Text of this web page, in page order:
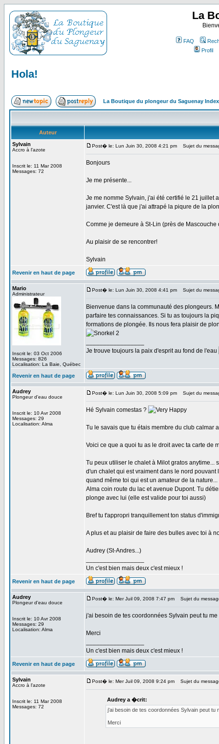
La
FAQ
Profil
Hola!
La Boutique du plongeur du Saguenay
Auteur
Sylvain
Accro à l'azote
Inscrit le: 11 Mar 2008
Messages: 72
Post� le: Lun Juin 30, 2008 4:21 pm Sujet du
Bonjours
Je me présente...
Je me nomme Sylvain, j'ai été certifié le 21 juillet
janvier. C'est là que j'ai attrapé la piqure de la
Comme je demeure à St-Lin (près de
Au plaisir de se rencontrer!
Sylvain
Revenir en haut de page
Mario
Administrateur
Inscrit le: 03 Oct 2006
Messages: 826
Localisation: La Baie, Québec
Post� le: Lun Juin 30, 2008 4:41 pm Sujet du
Bienvenue dans la communauté des plongeurs.
parfaire tes connaissances. Si tu as toujours la
formations de plongée. Ils nous fera plaisir de
Je trouve toujours la paix d'esprit au fond de l'eau
Revenir en haut de page
Audrey
Plongeur d'eau douce
Inscrit le: 10 Avr 2008
Messages: 29
Localisation: Alma
Post� le: Lun Juin 30, 2008 5:09 pm Sujet du
Hé Sylvain comestas ?
Tu le savais que tu étais membre du club calmar
Voici ce que a quoi tu as le droit avec ta carte de
Tu peux utiliser le chalet à Milot gratos anytime...
d'un chalet qui est vraiment dans le nord
quand même toi qui est un amateur de la
Alma coin route du lac et avenue Dupont. Tu
plonge avec lui (elle est valide pour toi aussi)
Bref tu t'appropri tranquillement ton status
A plus et au plaisir de faire des bulles avec toi à
Audrey (St-Andres...)
Un c'est bien mais deux c'est mieux !
Revenir en haut de page
Audrey
Plongeur d'eau douce
Inscrit le: 10 Avr 2008
Messages: 29
Localisation: Alma
Post� le: Mer Juil 09, 2008 7:47 pm Sujet du
j'ai besoin de tes coordonnées Sylvain peut tu
Merci
Un c'est bien mais deux c'est mieux !
Revenir en haut de page
Sylvain
Accro à l'azote
Inscrit le: 11 Mar 2008
Messages: 72
Post� le: Mer Juil 09, 2008 9:24 pm Sujet du
Audrey a �crit:
j'ai besoin de tes coordonnées Sylvain peut tu
Merci